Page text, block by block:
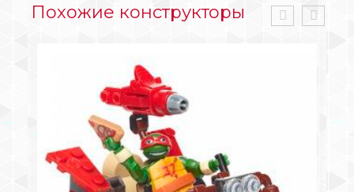
Похожие конструкторы